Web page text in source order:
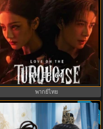
ครามพิฆาต (2025) Love on the
Turquoise Land พากย์ไทย EP.1-32
TH EP. 64
พากย์ไทย
ซับไทย